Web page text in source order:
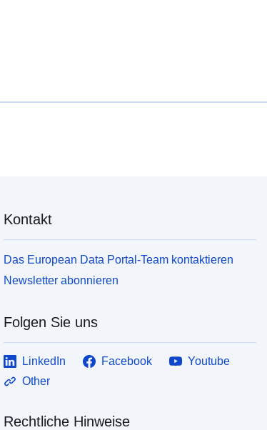
Kontakt
Das European Data Portal-Team kontaktieren
Newsletter abonnieren
Folgen Sie uns
LinkedIn Facebook
Youtube
Other
Rechtliche Hinweise